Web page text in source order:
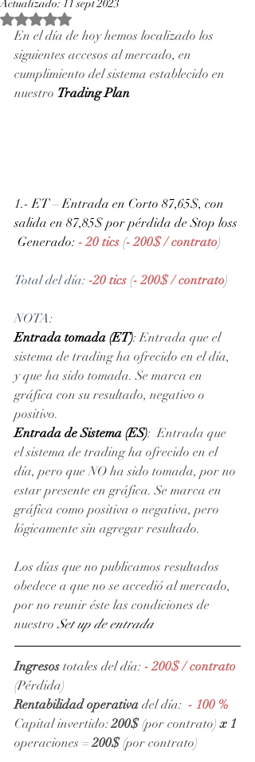
Actualizado: 11 sept 2023
Obtuvo NaN de 5 estrellas.
En el día de hoy hemos localizado los
siguientes accesos al mercado, en
cumplimiento del sistema establecido en
nuestro Trading Plan
1.- ET – Entrada en Corto 87,65$, con
salida en 87,85$ por pérdida de Stop loss
Generado: - 20 tics (- 200$ / contrato)
Total del día: -20 tics (- 200$ / contrato)
NOTA:
Entrada tomada (ET): Entrada que el
sistema de trading ha ofrecido en el día,
y que ha sido tomada. Se marca en
gráfica con su resultado, negativo o
positivo.
Entrada de Sistema (ES):  Entrada que
el sistema de trading ha ofrecido en el
día, pero que NO ha sido tomada, por no
estar presente en gráfica. Se marca en
gráfica como positiva o negativa, pero
lógicamente sin agregar resultado.
Los días que no publicamos resultados
obedece a que no se accedió al mercado,
por no reunir éste las condiciones de
nuestro Set up de entrada
Ingresos totales del día: - 200$ / contrato
(Pérdida)
Rentabilidad operativa del día: - 100 %
Capital invertido: 200$ (por contrato) x 1
operaciones = 200$ (por contrato)